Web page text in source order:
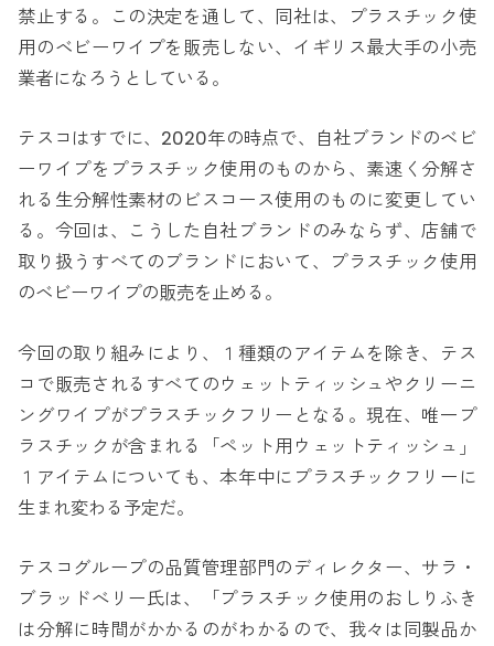
禁止する。この決定を通して、同社は、プラスチック使
用のベビーワイプを販売しない、イギリス最大手の小売
業者になろうとしている。
テスコはすでに、2020年の時点で、自社ブランドのベビ
ーワイプをプラスチック使用のものから、素速く分解さ
れる生分解性素材のビスコース使用のものに変更してい
る。今回は、こうした自社ブランドのみならず、店舗で
取り扱うすべてのブランドにおいて、プラスチック使用
のベビーワイプの販売を止める。
今回の取り組みにより、１種類のアイテムを除き、テス
コで販売されるすべてのウェットティッシュやクリーニ
ングワイプがプラスチックフリーとなる。現在、唯一プ
ラスチックが含まれる「ペット用ウェットティッシュ」
１アイテムについても、本年中にプラスチックフリーに
生まれ変わる予定だ。
テスコグループの品質管理部門のディレクター、サラ・
ブラッドべリー氏は、「プラスチック使用のおしりふき
は分解に時間がかかるのがわかるので、我々は同製品か